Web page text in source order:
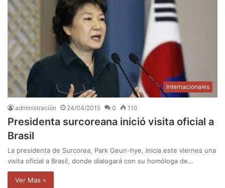
Internacionales
administración 24/04/2015 0 110
Presidenta surcoreana inició visita oficial a
Brasil
La presidenta de Surcorea, Park Geun-hye, inicia este viernes una
visita oficial a Brasil, donde dialogará con su homóloga de…
Ver Mas »